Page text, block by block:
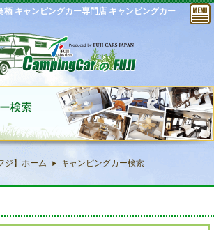
栖 キャンピングカー専門店 キャンピングカー
ジ】ホーム キャンピングカー検索